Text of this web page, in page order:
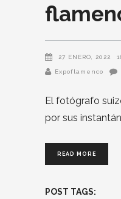
27 ENERO, 2022
Expoflamenco
El fotógrafo
por sus
READ MORE
POST TAGS: